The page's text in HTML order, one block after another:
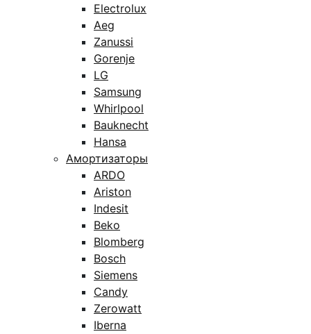
Electrolux
Aeg
Zanussi
Gorenje
LG
Samsung
Whirlpool
Bauknecht
Hansa
Амортизаторы
ARDO
Ariston
Indesit
Beko
Blomberg
Bosch
Siemens
Candy
Zerowatt
Iberna